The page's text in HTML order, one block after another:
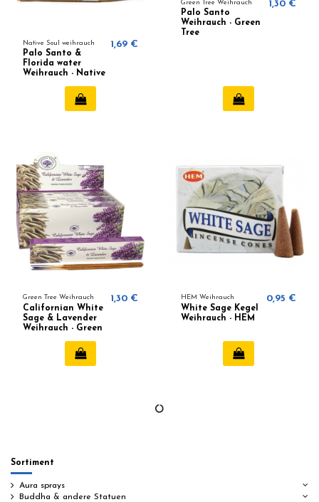
Native Soul weihrauch
Palo Santo &
Florida water
Weihrauch - Native
1,69 €
Green Tree Weihrauch
Palo Santo
Weihrauch - Green
Tree
1,30 €
Green Tree Weihrauch
Californian White
Sage & Lavender
Weihrauch - Green
1,30 € HEM Weihrauch
White Sage Kegel
Weihrauch - HEM
0,95 €
Sortiment
Aura sprays
Buddha & andere Statuen